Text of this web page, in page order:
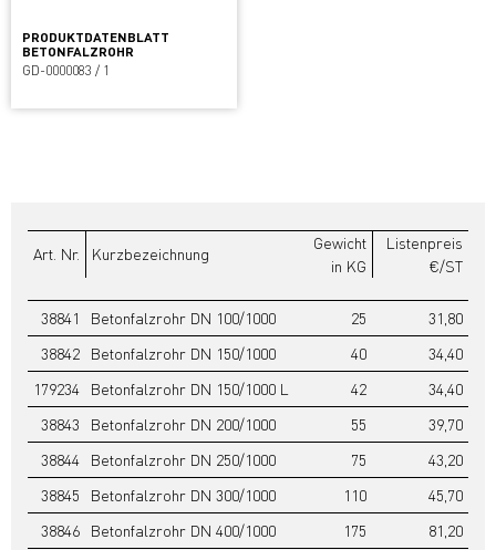
PRODUKTDATENBLATT
BETONFALZROHR
GD-0000083 / 1
Art. Nr. Kurzbezeichnung
Gewicht
in KG
Listenpreis
€/ST
38841 Betonfalzrohr DN 100/1000 25
31,80
38842
Betonfalzrohr DN 150/1000 40
34,40
179234
Betonfalzrohr DN 150/1000 L 42
34,40
38843
Betonfalzrohr DN 200/1000 55
39,70
38844
Betonfalzrohr DN 250/1000 75
43,20
38845
Betonfalzrohr DN 300/1000 110
45,70
38846
Betonfalzrohr DN 400/1000 175
81,20